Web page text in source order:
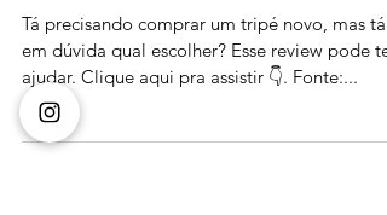
Tá precisando comprar um tripé novo, mas tá
em dúvida qual escolher? Esse review pode te
ajudar. Clique aqui pra assistir 👇. Fonte:...